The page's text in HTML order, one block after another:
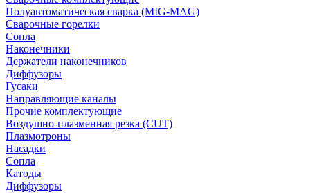
Полуавтоматическая сварка (MIG-MAG)
Сварочные горелки
Сопла
Наконечники
Держатели наконечников
Диффузоры
Гусаки
Направляющие каналы
Прочие комплектующие
Воздушно-плазменная резка (CUT)
Плазмотроны
Насадки
Сопла
Катоды
Диффузоры